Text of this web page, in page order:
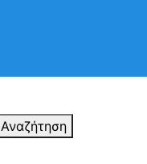
Αναζήτηση